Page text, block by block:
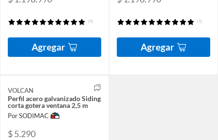
(4)
Agregar
(1)
Agregar
VOLCAN
Perfil acero galvanizado Siding
corta gotera ventana 2,5 m
Por SODIMAC
$ 5.290